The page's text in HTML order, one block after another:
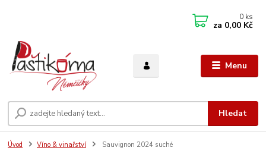
Menu
Hledat
0 ks
za 0,00 Kč
Úvod Víno & vinařství Sauvignon 2024 suché